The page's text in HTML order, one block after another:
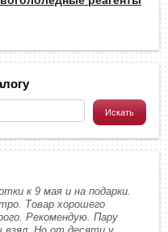
к 9 мая и на подарки.
Товар хорошего
Рекомендую. Пару